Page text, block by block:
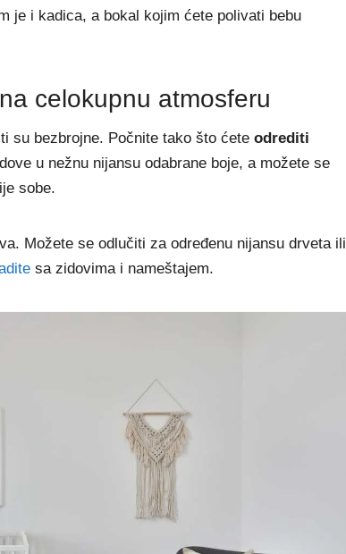
je i kadica, a bokal kojim ćete polivati bebu
celokupnu atmosferu
su bezbrojne. Počnite tako što ćete odrediti
u nežnu nijansu odabrane boje, a možete se
sobe.
Možete se odlučiti za određenu nijansu drveta ili
sa zidovima i nameštajem.